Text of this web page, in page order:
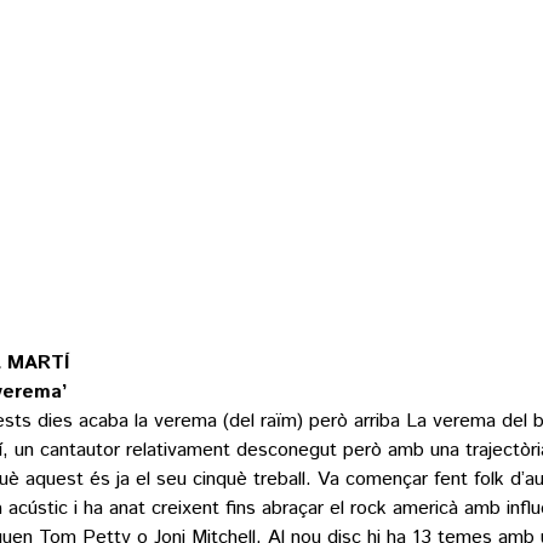
MARTÍ
dies acaba la verema (del raïm) però arriba La verema del
un cantautor relativament desconegut però amb una
aquest és ja el seu cinquè treball. Va començar fent folk
acústic i ha anat creixent fins abraçar el rock americà amb